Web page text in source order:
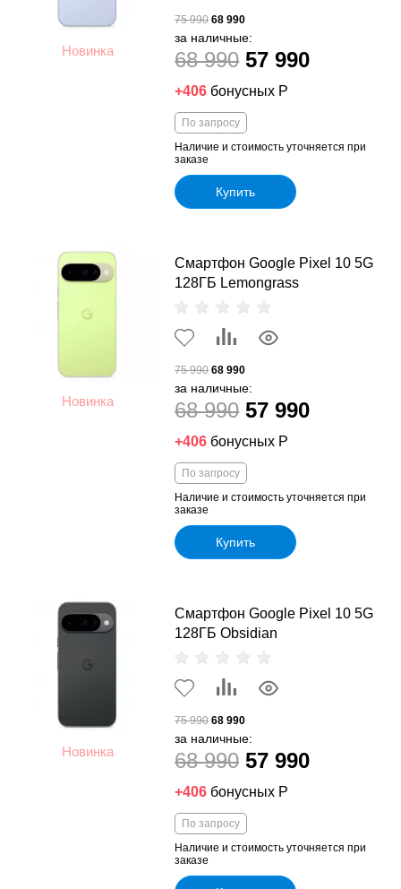
Новинка
75 990 68 990
за наличные:
68 990 57 990
+406 бонусных Р
По запросу
Наличие и стоимость уточняется при
заказе
Купить
Новинка
Смартфон Google Pixel 10 5G
128ГБ Lemongrass
75 990 68 990
за наличные:
68 990 57 990
+406 бонусных Р
По запросу
Наличие и стоимость уточняется при
заказе
Купить
Новинка
Смартфон Google Pixel 10 5G
128ГБ Obsidian
75 990 68 990
за наличные:
68 990 57 990
+406 бонусных Р
По запросу
Наличие и стоимость уточняется при
заказе